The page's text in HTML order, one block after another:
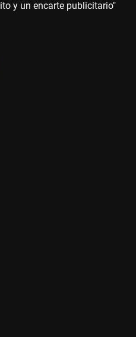
y un encarte publicitario"